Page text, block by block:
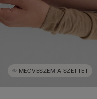
MEGVESZEM A SZETTET